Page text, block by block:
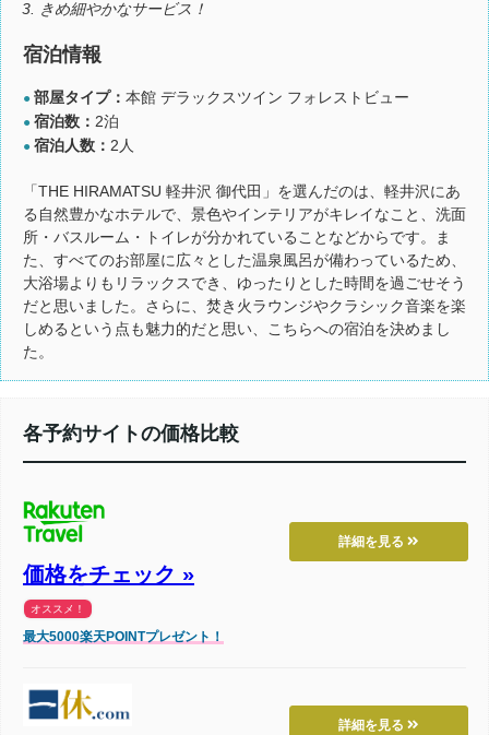
きめ細やかなサービス！
宿泊情報
● 部屋タイプ： 本館 デラックスツイン フォレストビュー
● 宿泊数： 2泊
● 宿泊人数： 2人
「THE HIRAMATSU 軽井沢 御代田」を選んだのは、軽井沢にあ
る自然豊かなホテルで、景色やインテリアがキレイなこと、洗面
所・バスルーム・トイレが分かれていることなどからです。ま
た、すべてのお部屋に広々とした温泉風呂が備わっているため、
大浴場よりもリラックスでき、ゆったりとした時間を過ごせそう
だと思いました。さらに、焚き火ラウンジやクラシック音楽を楽
しめるという点も魅力的だと思い、こちらへの宿泊を決めまし
た。
各予約サイトの価格比較
詳細を見る
価格をチェック »
オススメ！
最大5000楽天POINTプレゼント！
詳細を見る